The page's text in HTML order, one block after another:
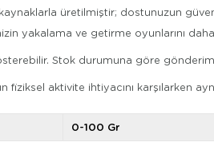
üretilmiştir; dostunuzun
yakalama ve getirme oyunlarını
Stok durumuna göre
fiziksel aktivite ihtiyacını karşılarken
0-100 Gr